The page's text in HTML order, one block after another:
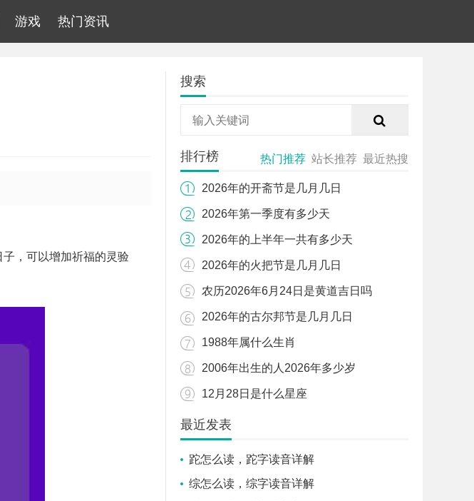
游戏 热门资讯
，可以增加祈福的灵验
搜索
排行榜 热门推荐 站长推荐 最近热搜
2026年的开斋节是几月几日
2026年第一季度有多少天
2026年的上半年一共有多少天
2026年的火把节是几月几日
农历2026年6月24日是黄道吉日吗
2026年的古尔邦节是几月几日
1988年属什么生肖
2006年出生的人2026年多少岁
12月28日是什么星座
最近发表
跎怎么读，跎字读音详解
综怎么读，综字读音详解